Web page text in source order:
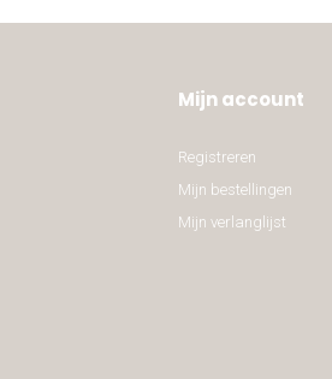
Mijn account
Registreren
Mijn bestellingen
Mijn verlanglijst